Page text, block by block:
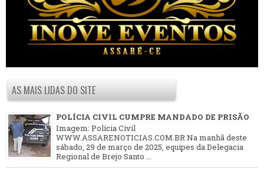
AS MAIS LIDAS DO SITE
POLÍCIA CIVIL CUMPRE MANDADO DE PRISÃO
Imagem: Polícia Civil
WWW.ASSARENOTICIAS.COM.BR Na manhã deste
sábado, 29 de março de 2025, equipes da Delegacia
Regional de Brejo Santo ...